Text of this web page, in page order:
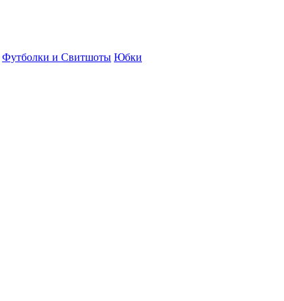
Футболки и Свитшоты Юбки